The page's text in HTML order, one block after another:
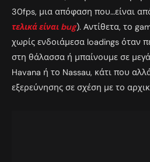
30fps, μια απόφαση που…είναι
τελικά είναι bug). Αντίθετα, το
χωρίς ενδοιάμεσα loadings όταν
στη θάλασσα ή μπαίνουμε σε
Havana ή το Nassau, κάτι που
εξερεύνησης σε σχέση με το